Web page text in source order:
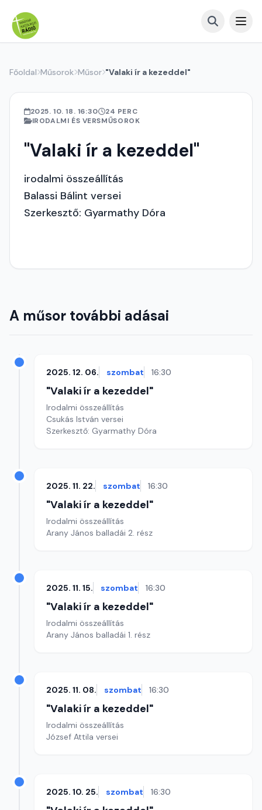
Főoldal Műsorok Műsor "Valaki ír a kezeddel"
2025. 10. 18. 16:30
24 PERC
IRODALMI ÉS VERSMŰSOROK
"Valaki ír a kezeddel"
irodalmi összeállítás
Balassi Bálint versei
Szerkesztő: Gyarmathy Dóra
A műsor további adásai
2025. 12. 06. szombat 16:30
"Valaki ír a kezeddel"
Irodalmi összeállítás
Csukás István versei
Szerkesztő: Gyarmathy Dóra
2025. 11. 22. szombat 16:30
"Valaki ír a kezeddel"
Irodalmi összeállítás
Arany János balladái 2. rész
2025. 11. 15. szombat 16:30
"Valaki ír a kezeddel"
Irodalmi összeállítás
Arany János balladái 1. rész
2025. 11. 08. szombat 16:30
"Valaki ír a kezeddel"
Irodalmi összeállítás
József Attila versei
2025. 10. 25. szombat 16:30